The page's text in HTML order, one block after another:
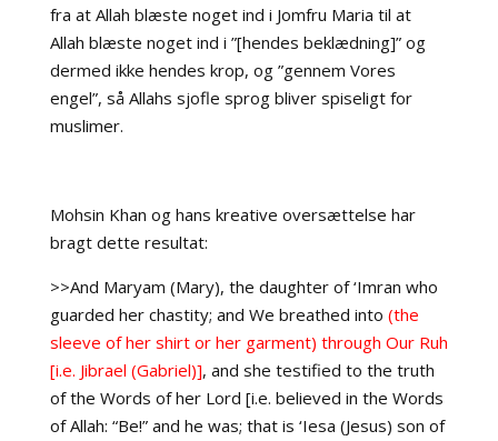
fra at Allah blæste noget ind i Jomfru Maria til at
Allah blæste noget ind i ”[hendes beklædning]” og
dermed ikke hendes krop, og ”gennem Vores
engel”, så Allahs sjofle sprog bliver spiseligt for
muslimer.
Mohsin Khan og hans kreative oversættelse har
bragt dette resultat:
>>And Maryam (Mary), the daughter of ‘Imran who
guarded her chastity; and We breathed into (the
sleeve of her shirt or her garment) through Our Ruh
[i.e. Jibrael (Gabriel)], and she testified to the truth
of the Words of her Lord [i.e. believed in the Words
of Allah: “Be!” and he was; that is ‘Iesa (Jesus) ­son of